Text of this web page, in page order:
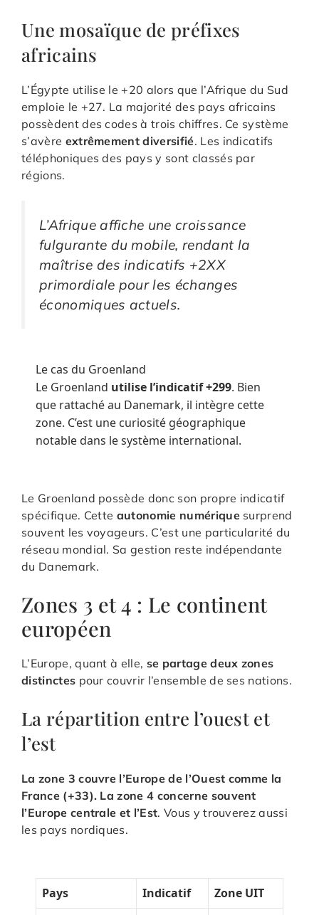
Une mosaïque de préfixes
africains
L’Égypte utilise le +20 alors que l’Afrique du Sud
emploie le +27. La majorité des pays africains
possèdent des codes à trois chiffres. Ce système
s’avère extrêmement diversifié. Les indicatifs
téléphoniques des pays y sont classés par
régions.
L’Afrique affiche une croissance
fulgurante du mobile, rendant la
maîtrise des indicatifs +2XX
primordiale pour les échanges
économiques actuels.
Le cas du Groenland
Le Groenland utilise l’indicatif +299. Bien
que rattaché au Danemark, il intègre cette
zone. C’est une curiosité géographique
notable dans le système international.
Le Groenland possède donc son propre indicatif
spécifique. Cette autonomie numériquesurprend
souvent les voyageurs. C’est une particularité du
réseau mondial. Sa gestion reste indépendante
du Danemark.
Zones 3 et 4 : Le continent
européen
L’Europe, quant à elle, se partage deux zones
distinctes pour couvrir l’ensemble de ses nations.
La répartition entre l’ouest et
l’est
La zone 3 couvre l’Europe de l’Ouest comme la
France (+33). La zone 4 concerne souvent
l’Europe centrale et l’Est. Vous y trouverez aussi
les pays nordiques.
Pays Indicatif Zone UIT